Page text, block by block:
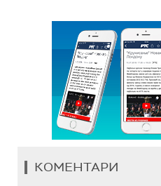
КОМЕНТАРИ